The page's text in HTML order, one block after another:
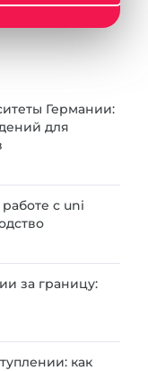
Германии:
для
с uni
за границу:
как